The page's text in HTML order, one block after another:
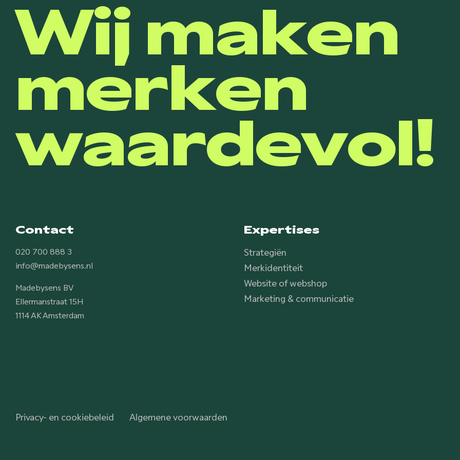
Wij maken
merken
waardevol!
Contact
020 700 888 3
info@madebysens.nl
Madebysens BV
Ellermanstraat 15H
1114 AK Amsterdam
Expertises
Strategiën
Merkidentiteit
Website of webshop
Marketing & communicatie
Privacy- en cookiebeleid Algemene voorwaarden